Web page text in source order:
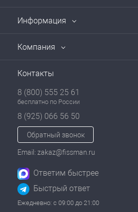
Информация
Компания
Контакты
8 (800) 555 25 61
бесплатно по России
8 (925) 066 56 50
Обратный звонок
Email: zakaz@fissman.ru
Ответим быстрее
Быстрый ответ
Ежедневно: с 09:00 до 21:00